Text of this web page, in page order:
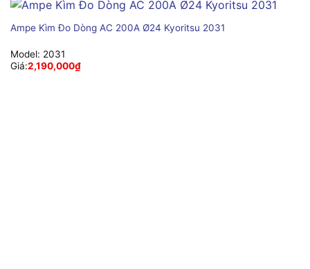
Ampe Kìm Đo Dòng AC 200A Ø24 Kyoritsu 2031
Model: 2031
Giá:2,190,000₫